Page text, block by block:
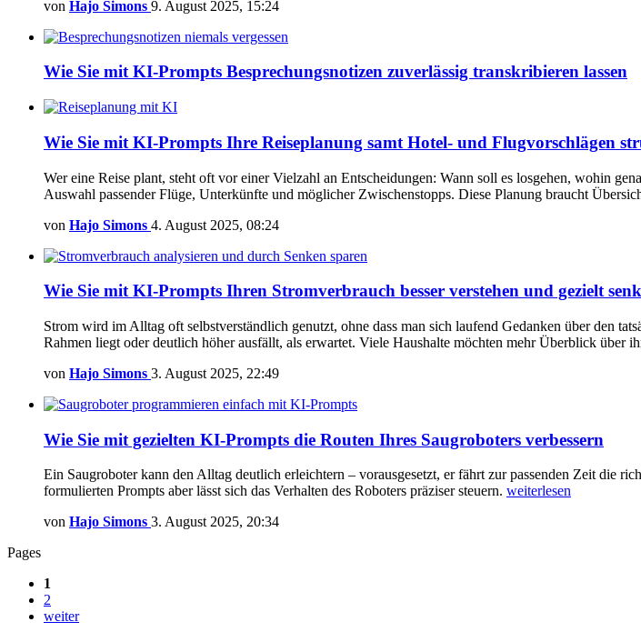
von Hajo Simons 9. August 2025, 15:24
Wie Sie mit KI-Prompts Besprechungsnotizen zuverlässig transkribieren lassen
Wie Sie mit KI-Prompts Ihre Reiseplanung samt Hotel- und Flugvorschlägen
Wer eine Reise plant, steht oft vor einer Vielzahl an Entscheidungen: Wann soll es losgehen, wohin
Auswahl passender Flüge, Unterkünfte und möglicher Zwischenstopps. Diese Planung braucht
von Hajo Simons 4. August 2025, 08:24
Wie Sie mit KI-Prompts Ihren Stromverbrauch besser verstehen und gezielt
Strom wird im Alltag oft selbstverständlich genutzt, ohne dass man sich laufend Gedanken über den
Rahmen liegt oder deutlich höher ausfällt, als erwartet. Viele Haushalte möchten mehr Überblick
von Hajo Simons 3. August 2025, 22:49
Wie Sie mit gezielten KI-Prompts die Routen Ihres Saugroboters verbessern
Ein Saugroboter kann den Alltag deutlich erleichtern – vorausgesetzt, er fährt zur passenden Zeit die
formulierten Prompts aber lässt sich das Verhalten des Roboters präziser steuern. weiterlesen
von Hajo Simons 3. August 2025, 20:34
Pages
1
2
weiter